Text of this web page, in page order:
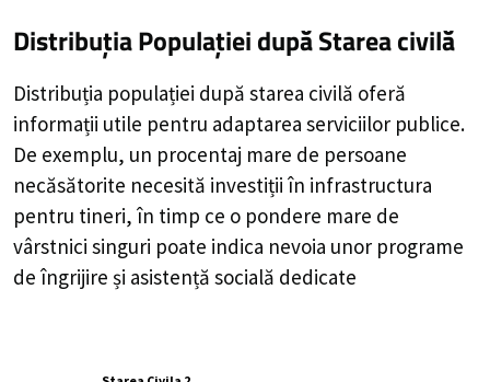
Distribuția Populațieidupă Starea civilă
Distribuția populației după starea civilă oferă
informații utile pentru adaptarea serviciilor publice.
De exemplu, un procentaj mare de persoane
necăsătorite necesită investiții în infrastructura
pentru tineri, în timp ce o pondere mare de
vârstnici singuri poate indica nevoia unor programe
de îngrijire și asistență socială dedicate